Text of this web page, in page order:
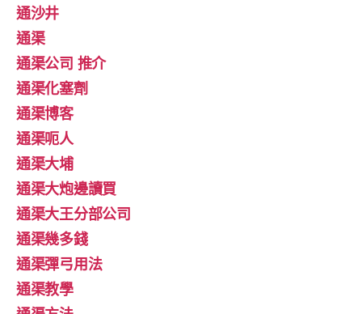
通沙井
通渠
通渠公司 推介
通渠化塞劑
通渠博客
通渠呃人
通渠大埔
通渠大炮邊讀買
通渠大王分部公司
通渠幾多錢
通渠彈弓用法
通渠教學